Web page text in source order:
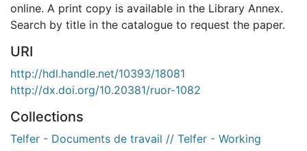
online. A print copy is available in the Library Annex.
Search by title in the catalogue to request the paper.
URI
http://hdl.handle.net/10393/18081
http://dx.doi.org/10.20381/ruor-1082
Collections
Telfer - Documents de travail // Telfer - Working